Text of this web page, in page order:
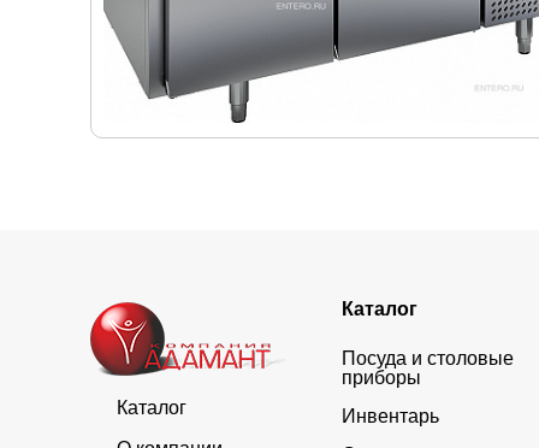
Каталог
Каталог
Посуда и столовые
приборы
Инвентарь